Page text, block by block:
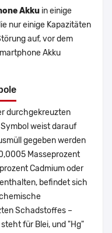
Akku in einige
nur einige Kapazitäten
auf, vor dem
Akku
durchgekreuzten
weist darauf
gegeben werden
Masseprozent
Cadmium oder
befindet sich
Schadstoffes –
für Blei, und "Hg"